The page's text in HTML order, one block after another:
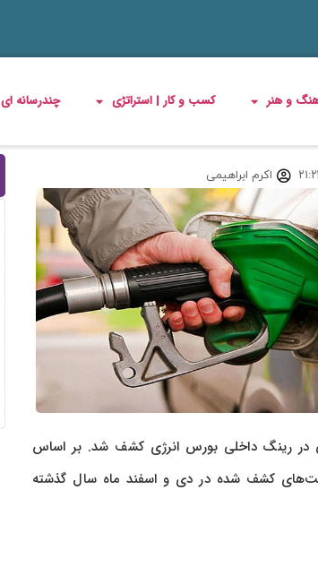
و هنر کسب و کار | استراتژی چندرسانه ای
اکرم ابراهیمی
سال ۱۴۰۵، نرخ جدید این فرآورده نفتی در رینگ داخلی بورس انرژی کشف شد. بر اساس
تومان تعیین شد که نسبت به قیمت‌های کشف شده در دی و اسفند ماه سال گذشته